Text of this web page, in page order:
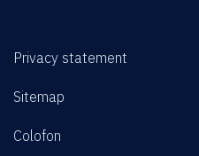
Privacy statement
Sitemap
Colofon